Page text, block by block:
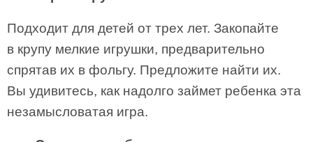
Подходит для детей от трех лет. Закопайте
в крупу мелкие игрушки, предварительно
спрятав их в фольгу. Предложите найти их.
Вы удивитесь, как надолго займет ребенка эта
незамысловатая игра.